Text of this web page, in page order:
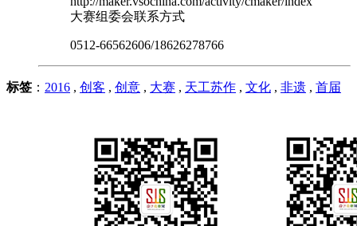
大赛组委会联系方式
0512-66562606/18626278766
标签 ： 2016 , 创客 , 创意 , 大赛 , 天工苏作 , 文化 , 非遗 , 首届